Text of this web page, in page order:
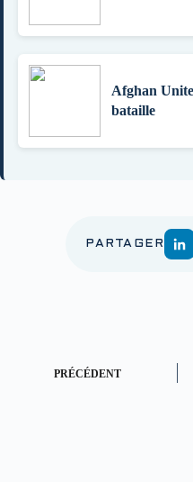
Afghan
bataille
PARTAGER
PRÉCÉDENT